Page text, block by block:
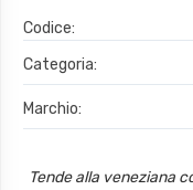
Codice:
Categoria:
Marchio:
Tende alla veneziana